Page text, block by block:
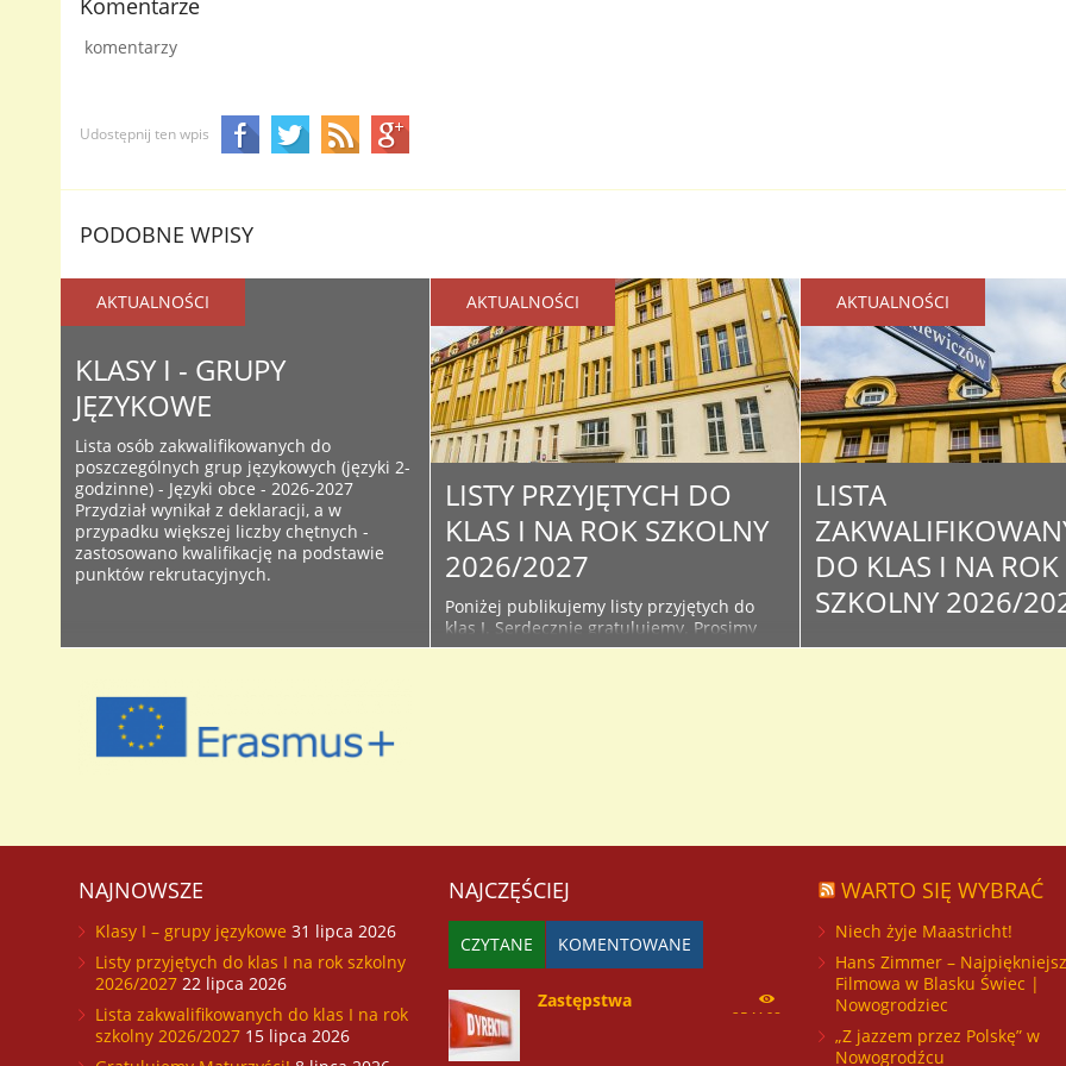
Komentarze
komentarzy
Udostępnij ten wpis
PODOBNE WPISY
AKTUALNOŚCI
KLASY I - GRUPY
JĘZYKOWE
Lista osób zakwalifikowanych do
poszczególnych grup językowych (języki 2-
godzinne) - Języki obce - 2026-2027
Przydział wynikał z deklaracji, a w
przypadku większej liczby chętnych -
zastosowano kwalifikację na podstawie
punktów rekrutacyjnych.
AKTUALNOŚCI
LISTY PRZYJĘTYCH DO
KLAS I NA ROK SZKOLNY
2026/2027
Poniżej publikujemy listy przyjętych do
klas I. Serdecznie gratulujemy. Prosimy
śledzić bieżące informacje na stronie i
AKTUALNOŚCI
LISTA
DO KLAS I NA ROK
SZKOLNY 2026/
Poniżej publikujemy listy
NAJNOWSZE
Klasy I – grupy językowe 31 lipca 2026
Listy przyjętych do klas I na rok szkolny
2026/2027 22 lipca 2026
Lista zakwalifikowanych do klas I na rok
szkolny 2026/2027 15 lipca 2026
NAJCZĘŚCIEJ
CZYTANE KOMENTOWANE
Zastępstwa
254168
WARTO SIĘ WYBRAĆ
Niech żyje Maastricht!
Hans Zimmer –
Filmowa w Blasku Świec |
Nowogrodziec
„Z jazzem przez Polskę” w
Nowogrodźcu